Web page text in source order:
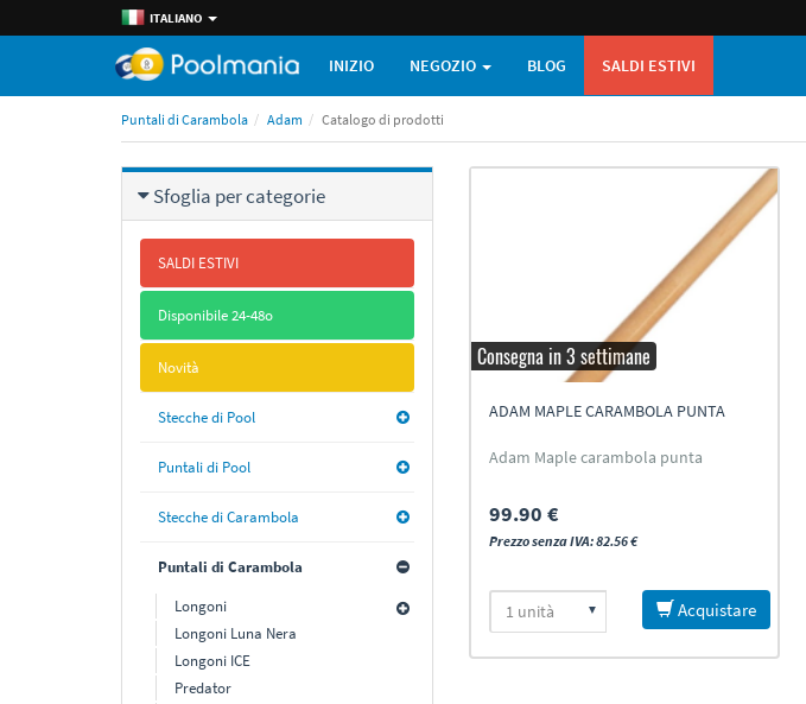
ITALIANO
INIZIO NEGOZIO BLOG SALDI ESTIVI
Puntali di Carambola Adam Catalogo di prodotti
Sfoglia per categorie
SALDI ESTIVI
Disponibile 24-48o
Novità
Stecche di Pool
Puntali di Pool
Stecche di Carambola
Puntali di Carambola
Longoni
Longoni Luna Nera
Longoni ICE
Predator
Consegna in 3 settimane
ADAM MAPLE CARAMBOLA PUNTA
Adam Maple carambola punta
99.90 €
Prezzo senza IVA: 82.56 €
Acquistare